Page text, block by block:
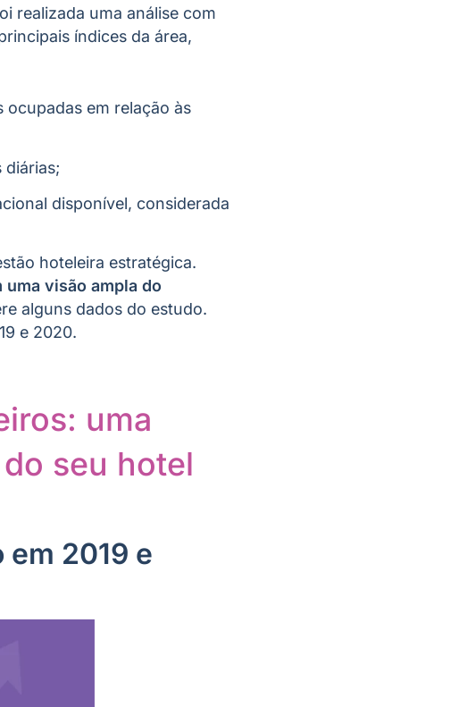
realizada uma análise com
índices da área,
ocupadas em relação às
diárias;
disponível, considerada
hoteleira estratégica.
visão ampla do
alguns dados do estudo.
e 2020.
uma
seu hotel
2019 e